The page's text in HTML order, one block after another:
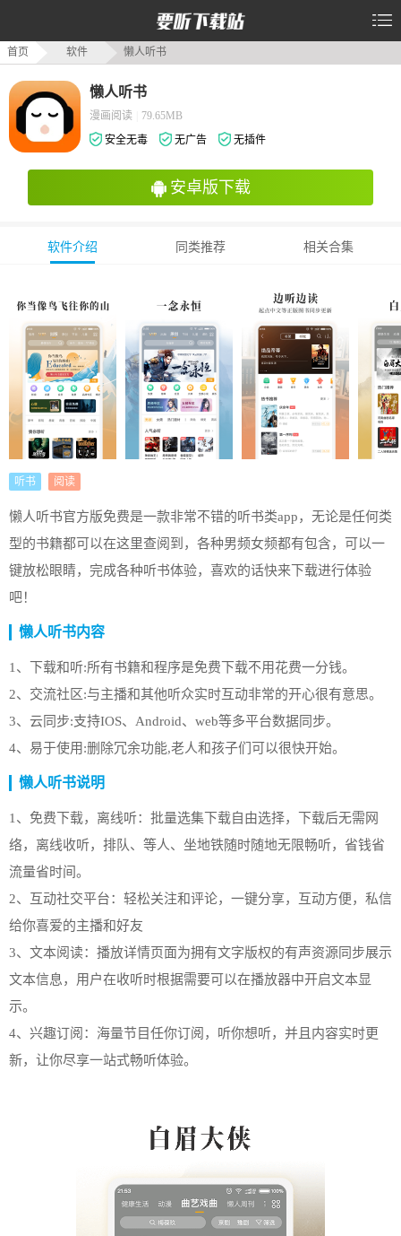
首页 软件 懒人听书
懒人听书
漫画阅读
79.65MB
安全无毒
无广告 无插件
安卓版下载
软件介绍 同类推荐 相关合集
听书 阅读
懒人听书官方版免费是一款非常不错的听书类app，无论是任何类
型的书籍都可以在这里查阅到，各种男频女频都有包含，可以一
键放松眼睛，完成各种听书体验，喜欢的话快来下载进行体验
吧！
懒人听书内容
1、下载和听:所有书籍和程序是免费下载不用花费一分钱。
2、交流社区:与主播和其他听众实时互动非常的开心很有意思。
3、云同步:支持IOS、Android、web等多平台数据同步。
4、易于使用:删除冗余功能,老人和孩子们可以很快开始。
懒人听书说明
1、免费下载，离线听：批量选集下载自由选择，下载后无需网
络，离线收听，排队、等人、坐地铁随时随地无限畅听，省钱省
流量省时间。
2、互动社交平台：轻松关注和评论，一键分享，互动方便，私信
给你喜爱的主播和好友
3、文本阅读：播放详情页面为拥有文字版权的有声资源同步展示
文本信息，用户在收听时根据需要可以在播放器中开启文本显
示。
4、兴趣订阅：海量节目任你订阅，听你想听，并且内容实时更
新，让你尽享一站式畅听体验。